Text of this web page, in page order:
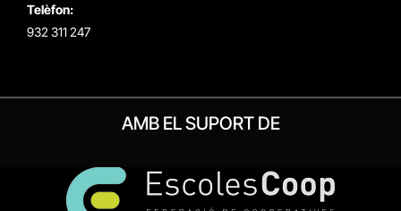
Telèfon:
932 311 247
AMB EL SUPORT DE